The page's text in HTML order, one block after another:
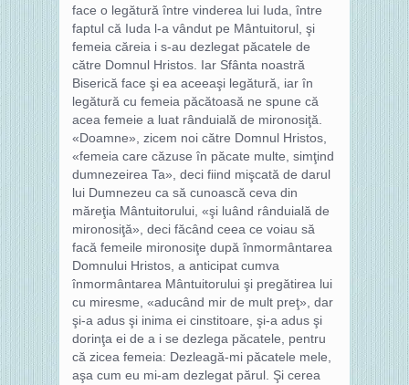
face o legătură între vinderea lui Iuda, între
faptul că Iuda l-a vândut pe Mântuitorul, şi
femeia căreia i s-au dezlegat păcatele de
către Domnul Hristos. Iar Sfânta noastră
Biserică face şi ea aceeaşi legătură, iar în
legătură cu femeia păcătoasă ne spune că
acea femeie a luat rânduială de mironosiţă.
«Doamne», zicem noi către Domnul Hristos,
«femeia care căzuse în păcate multe, simţind
dumnezeirea Ta», deci fiind mişcată de darul
lui Dumnezeu ca să cunoască ceva din
măreţia Mântuitorului, «şi luând rânduială de
mironosiţă», deci făcând ceea ce voiau să
facă femeile mironosiţe după înmormântarea
Domnului Hristos, a anticipat cumva
înmormântarea Mântuitorului şi pregătirea lui
cu miresme, «aducând mir de mult preţ», dar
şi-a adus şi inima ei cinstitoare, şi-a adus şi
dorinţa ei de a i se dezlega păcatele, pentru
că zicea femeia: Dezleagă-mi păcatele mele,
aşa cum eu mi-am dezlegat părul. Şi cerea